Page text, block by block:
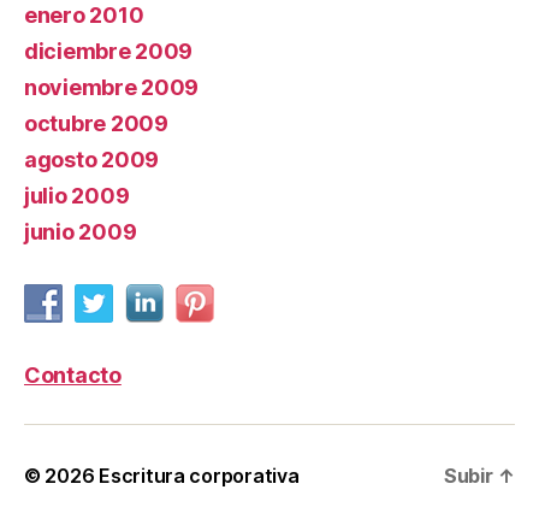
enero 2010
diciembre 2009
noviembre 2009
octubre 2009
agosto 2009
julio 2009
junio 2009
Contacto
© 2026 Escritura corporativa Subir ↑